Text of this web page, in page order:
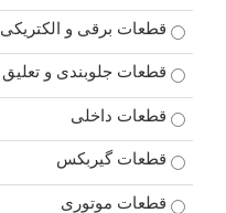
قطعات برقی و الکتریکی
قطعات جلوبندی و تعلیق
قطعات داخلی
قطعات گیربکس
قطعات موتوری